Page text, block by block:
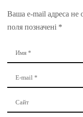
Ваша e-mail адреса не
поля позначені *